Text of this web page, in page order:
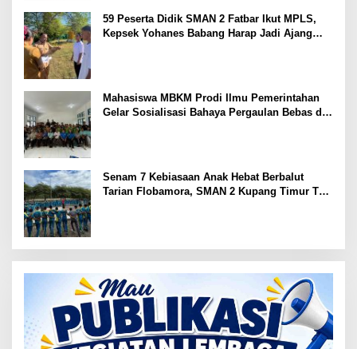
59 Peserta Didik SMAN 2 Fatbar Ikut MPLS,
Kepsek Yohanes Babang Harap Jadi Ajang
Mahasiswa MBKM Prodi Ilmu Pemerintahan
Gelar Sosialisasi Bahaya Pergaulan Bebas di
Senam 7 Kebiasaan Anak Hebat Berbalut
Tarian Flobamora, SMAN 2 Kupang Timur Tuai